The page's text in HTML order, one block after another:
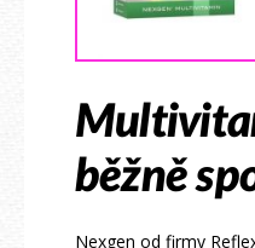
běžně
Nexgen od firmy